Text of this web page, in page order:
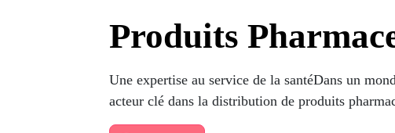
Produits
Une expertise au service de la santéDans un
acteur clé dans la distribution de produits